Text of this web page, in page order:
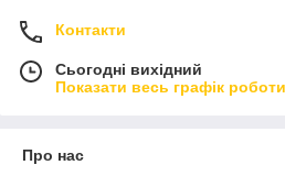
До переліку необхідного
може зберігатися впродовж
втрати своїх смакових якостей.
винні колони, у які подається
Контакти
Сьогодні вихідний
Показати весь графік роботи
Про нас